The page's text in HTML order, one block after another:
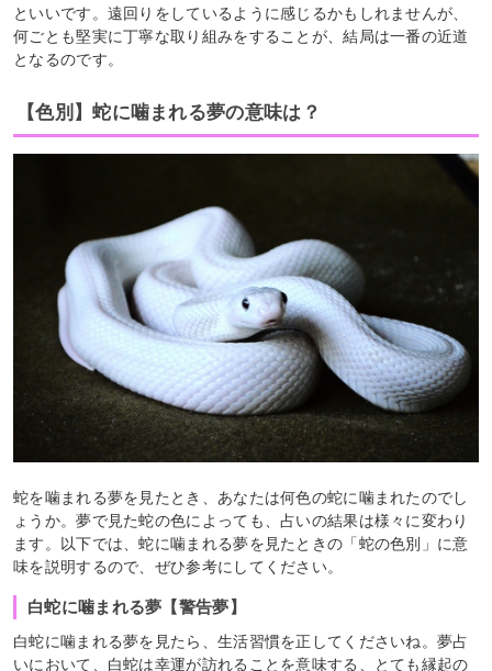
といいです。遠回りをしているように感じるかもしれませんが、
何ごとも堅実に丁寧な取り組みをすることが、結局は一番の近道
となるのです。
【色別】蛇に噛まれる夢の意味は？
蛇を噛まれる夢を見たとき、あなたは何色の蛇に噛まれたのでし
ょうか。夢で見た蛇の色によっても、占いの結果は様々に変わり
ます。以下では、蛇に噛まれる夢を見たときの「蛇の色別」に意
味を説明するので、ぜひ参考にしてください。
白蛇に噛まれる夢【警告夢】
白蛇に噛まれる夢を見たら、生活習慣を正してくださいね。夢占
いにおいて、白蛇は幸運が訪れることを意味する、とても縁起の